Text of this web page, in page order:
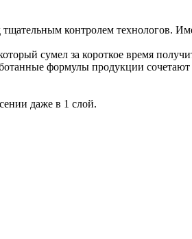
контролем технологов.
сумел за короткое время
формулы продукции сочетают
даже в 1 слой.